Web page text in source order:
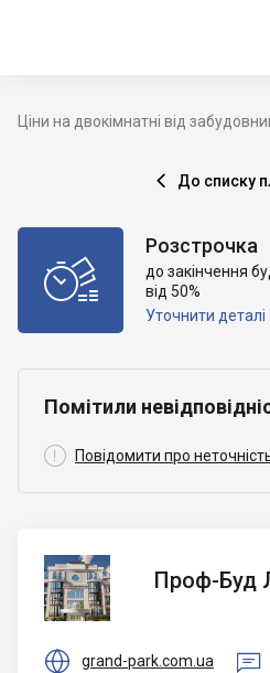
Ціни на двокімнатні від
 До списку

Розстрочка
до закінчення
від 50%
Уточнити деталі
Помітили
 Повідомити про
Проф-
Буд
ЛТД
Проф-Буд
 grand-park.com.ua 